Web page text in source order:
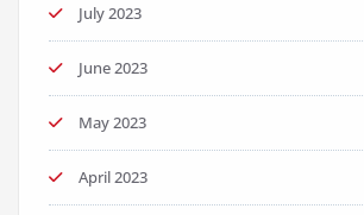
July 2023
June 2023
May 2023
April 2023